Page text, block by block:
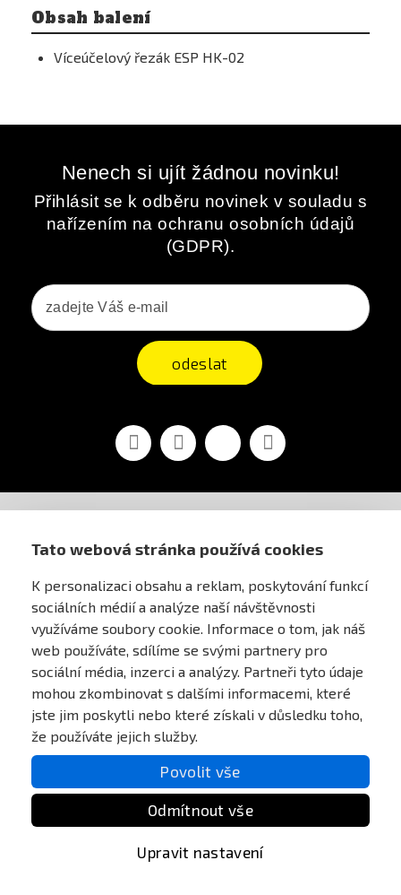
Tato webová stránka používá cookies
K personalizaci obsahu a reklam, poskytování funkcí
sociálních médií a analýze naší návštěvnosti
využíváme soubory cookie. Informace o tom, jak náš
web používáte, sdílíme se svými partnery pro
sociální média, inzerci a analýzy. Partneři tyto údaje
mohou zkombinovat s dalšími informacemi, které
jste jim poskytli nebo které získali v důsledku toho,
že používáte jejich služby.
Povolit vše
Odmítnout vše
Upravit nastavení
Obsah balení
Víceúčelový řezák ESP HK-02
Nenech si ujít žádnou novinku!
Přihlásit se k odběru novinek v souladu s
nařízením na ochranu osobních údajů
(GDPR).
odeslat
FacebookYouTubeVimeo Instagram
AIRSOFT OBCHOD PRAHA
PRO ZÁKAZNÍKY
MŮJ ÚČET
ONLINE PLATEBNÍ BRÁNA